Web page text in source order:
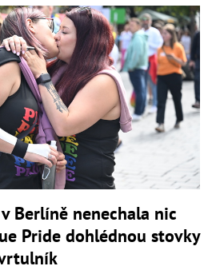
Berlíně nenechala nic
Pride dohlédnou stovky